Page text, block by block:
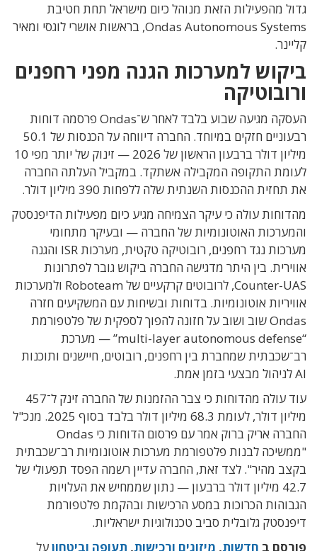
גדול מהפעילות הזאת מנוהל כיום מישראל תחת חטיבת
Ondas Autonomous Systems, בראשות אושרי לוגסי ומאיר
קליינר.
ביקוש למערכות הגנה מפני רחפנים
ורובוטיקה
העסקה מגיעה שבוע בלבד לאחר ש־Ondas פרסמה דוחות
רבעוניים חזקים במיוחד. החברה דיווחה על הכנסות של 50.1
מיליון דולר ברבעון הראשון של 2026 — זינוק של יותר מפי 10
לעומת התקופה המקבילה אשתקד. במקביל העלתה החברה
את תחזית ההכנסות השנתית שלה ללפחות 390 מיליון דולר.
מהדוחות עולה כי עיקר הצמיחה מגיע כיום מפעילות הדיפנסטק
והמערכות האוטונומיות של החברה — ובעיקר מתחומי
מערכות נגד רחפנים, רובוטיקה טקטית, מערכות ISR והגנה
אווירית. בין היתר מדגישה החברה ביקוש גובר לפתרונות
Counter-UAS, לרובוטים קרקעיים של Roboteam ולמערכות
אוויריות אוטונומיות. בדוחות ובשיחות עם המשקיעים חזרה
Ondas שוב ושוב על חזונה להפוך לספקית של פלטפורמת
“multi-layer autonomous defense” — מערכת
רב־שכבתית שמחברת בין רחפנים, רובוטים, חיישנים ותוכנות
AI לניהול מבצעי בזמן אמת.
עוד עולה מהדוחות כי צבר ההזמנות של החברה זינק ל־457
מיליון דולר, לעומת 68.3 מיליון דולר בלבד בסוף 2025. מנכ"ל
החברה אריק ברוק אמר עם פרסום הדוחות כי Ondas
"ממשיכה לבנות פלטפורמת מערכות אוטונומיות רב־שכבתית
בקצב מהיר". לצד זאת, החברה עדיין רשמה הפסד תפעולי של
42.7 מיליון דולר ברבעון — נתון שממחיש את העלויות
הגבוהות הכרוכות במסע הרכישות ובהקמת פלטפורמת
דיפנסטק גלובלית סביב טכנולוגיות ישראליות.
פורסם ב חדשות, מיזוגים ורכישות, תעופה וביטחוןעל